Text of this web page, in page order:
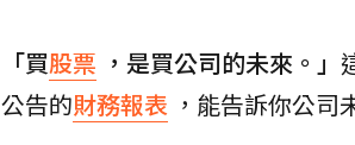
「買股票 ，是買公司的未來。」
公告的財務報表 ，能告訴你公司